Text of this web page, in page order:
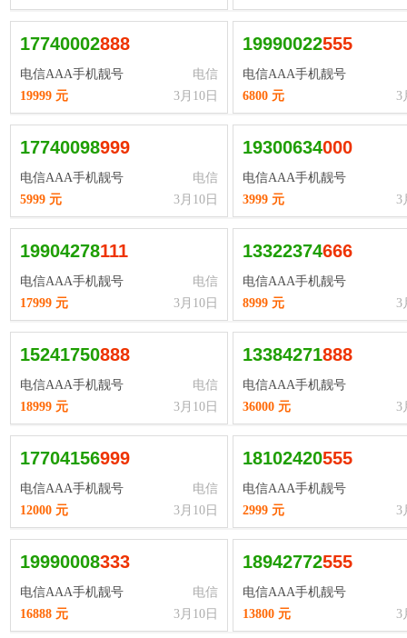
17740002888
电信AAA手机靓号
电信
3月10日
19999 元
19990022555
电信AAA手机靓号
3
6800 元
17740098999
电信AAA手机靓号
电信
3月10日
5999 元
19300634000
电信AAA手机靓号
3
3999 元
19904278111
电信AAA手机靓号
电信
3月10日
17999 元
13322374666
电信AAA手机靓号
3
8999 元
15241750888
电信AAA手机靓号
电信
3月10日
18999 元
13384271888
电信AAA手机靓号
3
36000 元
17704156999
电信AAA手机靓号
电信
3月10日
12000 元
18102420555
电信AAA手机靓号
3
2999 元
19990008333
电信AAA手机靓号
电信
3月10日
16888 元
18942772555
电信AAA手机靓号
3
13800 元